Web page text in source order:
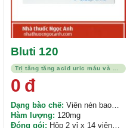
Trị tăng tăng acid uric máu và bệnh gout
Bluti 120
0 đ
Dạng bào chế: Viên nén bao
phim
Hàm lượng: 120mg
Đóng gói: Hộp 2 vỉ x 14 viên